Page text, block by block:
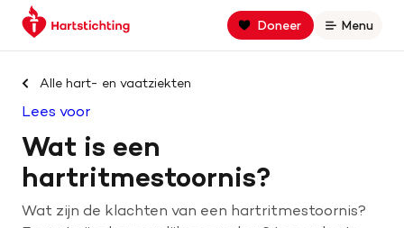
Spring
naar
Spring
naar
navigatie
Keer
terug
de
homepage
Doneer
Open
Menu
Zoek binnen hartstichting.nl
Zoeken
Home
Hart- en vaatziekten
Alle hart- en vaatziekten
Lees voor
Wat is een
hartritmestoornis?
Wat zijn de klachten van een hartritmestoornis?